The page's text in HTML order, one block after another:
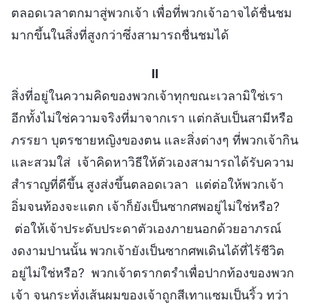
ตลอดเวลาตกมาสู่พวกเจ้า เพื่อที่พวกเจ้าอาจได้ชื่นชม
มากขึ้นในสิ่งที่สูงกว่าซึ่งสามารถชื่นชมได้
II
สิ่งที่อยู่ในความคิดของพวกเจ้าทุกขณะเวลามิใช่เรา
อีกทั้งไม่ใช่ความจริงที่มาจากเรา แต่กลับเป็นสามีหรือ
ภรรยา บุตรชายหญิงของตน และสิ่งต่างๆ ที่พวกเจ้ากิน
และสวมใส่ เจ้าคิดหาวิธีให้ตัวเองสามารถได้รับความ
สำราญที่ดีขึ้น สูงส่งขึ้นตลอดเวลา แต่ต่อให้พวกเจ้า
อิ่มจนท้องจะแตก เจ้าก็ยังเป็นซากศพอยู่ไม่ใช่หรือ?
ต่อให้เจ้าประดับประดาตัวเองภายนอกด้วยอาภรณ์
งดงามปานนั้น พวกเจ้ายังเป็นซากศพเดินได้ที่ไร้ชีวิต
อยู่ไม่ใช่หรือ? พวกเจ้าตรากตรำเพื่อปากท้องของพวก
เจ้า จนกระทั่งเส้นผมของเจ้าถูกสีเทาแซมเป็นริ้ว ทว่า